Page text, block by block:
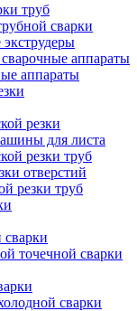
труб
сварки
аппараты
аппараты
резки
для листа
резки труб
отверстий
резки труб
точечной сварки
сварки